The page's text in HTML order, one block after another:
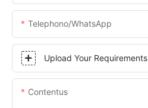
Telephono/WhatsApp
Upload Your Requirements
Contentus